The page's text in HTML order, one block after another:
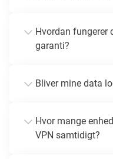
Hvordan fungerer
garanti?
Bliver mine data
Hvor mange
VPN samtidigt?